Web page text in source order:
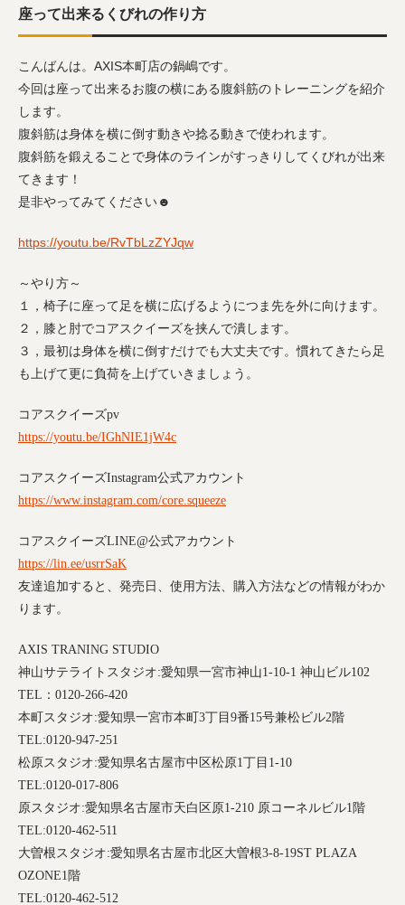
座って出来るくびれの作り方
こんばんは。AXIS本町店の鍋嶋です。
今回は座って出来るお腹の横にある腹斜筋のトレーニングを紹介
します。
腹斜筋は身体を横に倒す動きや捻る動きで使われます。
腹斜筋を鍛えることで身体のラインがすっきりしてくびれが出来
てきます！
是非やってみてください☻
https://youtu.be/RvTbLzZYJqw
～やり方～
１，椅子に座って足を横に広げるようにつま先を外に向けます。
２，膝と肘でコアスクイーズを挟んで潰します。
３，最初は身体を横に倒すだけでも大丈夫です。慣れてきたら足
も上げて更に負荷を上げていきましょう。
コアスクイーズpv
https://youtu.be/IGhNIE1jW4c
コアスクイーズInstagram公式アカウント
https://www.instagram.com/core.squeeze
コアスクイーズLINE@公式アカウント
https://lin.ee/usrrSaK
友達追加すると、発売日、使用方法、購入方法などの情報がわか
ります。
AXIS TRANING STUDIO
神山サテライトスタジオ:愛知県一宮市神山1-10-1 神山ビル102
TEL ： 0120-266-420
本町スタジオ:愛知県一宮市本町 3丁目 9番15号兼松ビル2階
TEL:0120-947-251
松原スタジオ:愛知県名古屋市中区松原1丁目 1-10
TEL:0120-017-806
原スタジオ:愛知県名古屋市天白区原1-210 原コーネルビル1 階
TEL:0120-462-511
大曽根スタジオ:愛知県名古屋市北区大曽根3-8-19ST PLAZA
OZONE1 階
TEL:0120-462-512